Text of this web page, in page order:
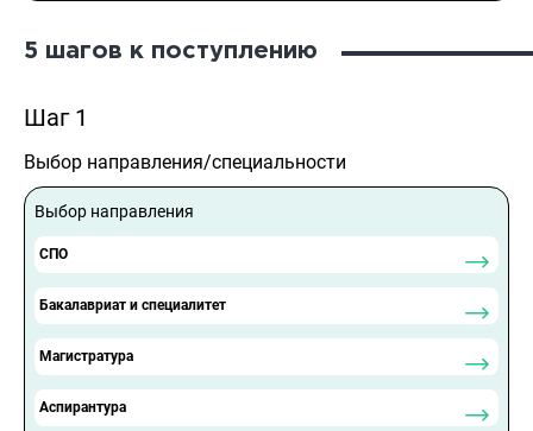
5 шагов к поступлению
Шаг 1
Выбор направления/специальности
Выбор направления
СПО
Бакалавриат и специалитет
Магистратура
Аспирантура